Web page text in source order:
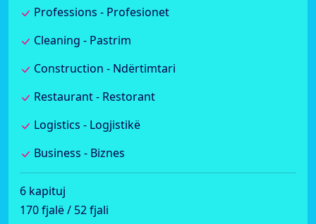
Professions - Profesionet
Cleaning - Pastrim
Construction - Ndërtimtari
Restaurant - Restorant
Logistics - Logjistikë
Business - Biznes
6 kapituj
170 fjalë / 52 fjali